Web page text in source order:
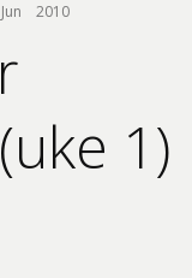
2010
1)